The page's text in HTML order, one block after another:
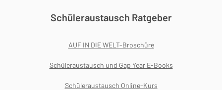
Schüleraustausch Ratgeber
AUF IN DIE WELT-Broschüre
Schüleraustausch und Gap Year E-Books
Schüleraustausch Online-Kurs